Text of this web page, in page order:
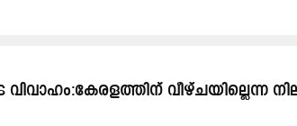
വീഴ്ചയില്ലെന്ന